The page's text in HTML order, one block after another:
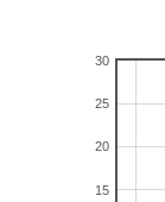
15
20
25
30